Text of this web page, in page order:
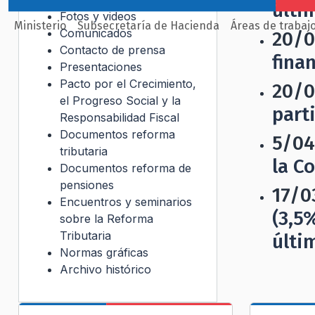
Ministerio Subsecretaría de Hacienda Áreas de
20/
20/
5/
la
17/
Fotos y videos
Comunicados
Contacto de prensa
Presentaciones
Pacto por el Crecimiento,
el Progreso Social y la
Responsabilidad Fiscal
Documentos reforma
tributaria
Documentos reforma de
pensiones
Encuentros y seminarios
sobre la Reforma
Tributaria
Normas gráficas
Archivo histórico